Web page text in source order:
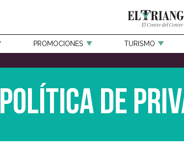
PROMOCIONES TURISMO
Política de